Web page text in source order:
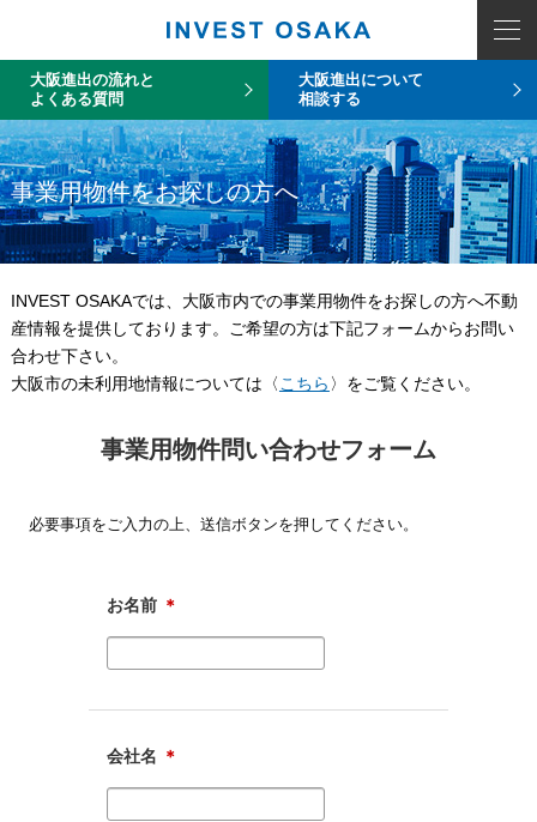
大阪進出の流れと
よくある質問
大阪進出について
相談する
事業用物件をお探しの方へ
INVEST OSAKAでは、大阪市内での事業用物件をお探しの方へ不動
産情報を提供しております。ご希望の方は下記フォームからお問い
合わせ下さい。
大阪市の未利用地情報については〈 こちら 〉をご覧ください。